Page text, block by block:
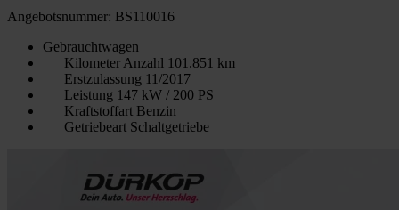
Angebotsnummer: BS110016
Gebrauchtwagen
Kilometer Anzahl 101.851 km
Erstzulassung 11/2017
Leistung 147 kW / 200 PS
Kraftstoffart Benzin
Getriebeart Schaltgetriebe